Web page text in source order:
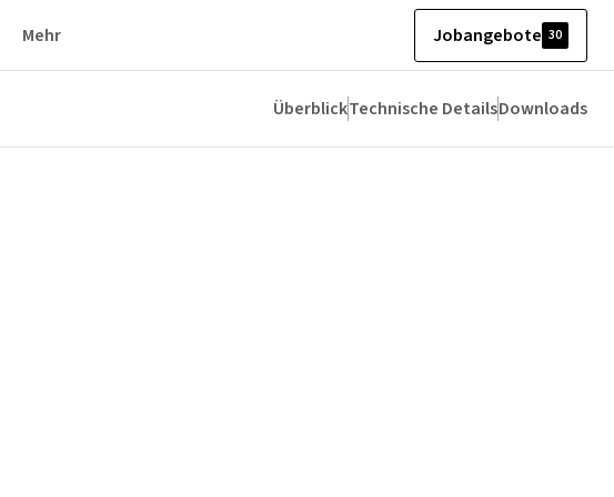
Mehr Jobangebote 30
ÜberblickTechnische DetailsDownloads